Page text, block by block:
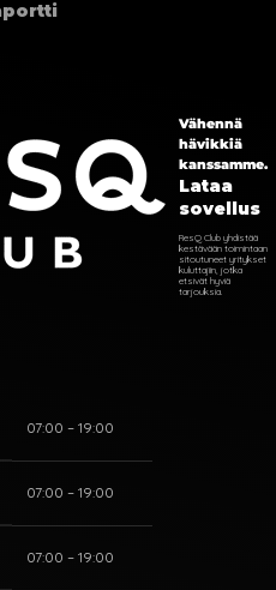
Vähennä
hävikkiä
kanssamme.
Lataa
sovellus
ResQ Club yhdistää
kestävään toimintaan
sitoutuneet yritykset
kuluttajiin, jotka
etsivät hyviä
tarjouksia.
07:00 – 19:00
07:00 – 19:00
07:00 – 19:00